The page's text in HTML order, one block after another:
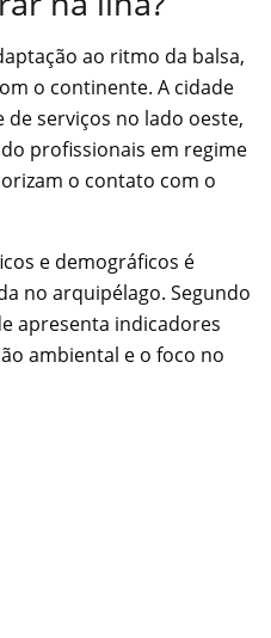
ao ritmo da balsa,
o continente. A cidade
serviços no lado oeste,
profissionais em regime
o contato com o
e demográficos é
no arquipélago. Segundo
apresenta indicadores
ambiental e o foco no